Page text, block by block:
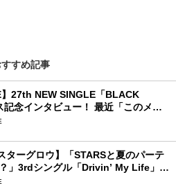
すすめ記事
】27th NEW SINGLE「BLACK
念インタビュー！ 最近「このメン
と感じた瞬間は？
ターグロウ】「STARSと夏のパーテ
」3rdシングル「Drivin’ My Life」リ
ュー！